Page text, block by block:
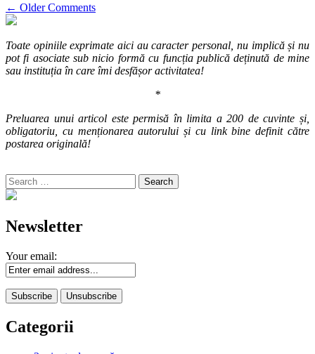
Comment
navigation
← Older Comments
Toate opiniile exprimate aici au caracter personal, nu implică și nu
pot fi asociate sub nicio formă cu funcția publică deținută de mine
sau instituția în care îmi desfășor activitatea!
*
Preluarea unui articol este permisă în limita a 200 de cuvinte și,
obligatoriu, cu menționarea autorului și cu link bine definit către
postarea originală!
Search
for:
Newsletter
Your email:
Categorii